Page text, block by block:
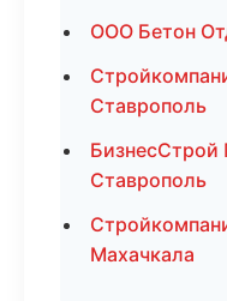
ООО Бетон
Ставрополь
Ставрополь
Махачкала